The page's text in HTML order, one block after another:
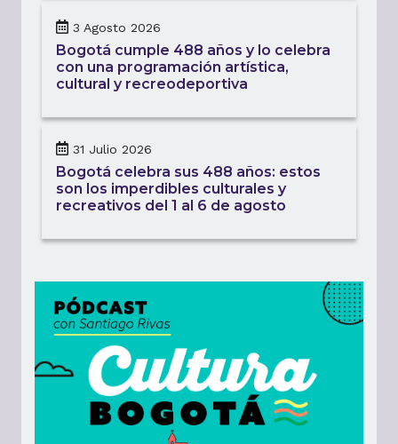
3 Agosto 2026
Bogotá cumple 488 años y lo celebra
con una programación artística,
cultural y recreodeportiva
31 Julio 2026
Bogotá celebra sus 488 años: estos
son los imperdibles culturales y
recreativos del 1 al 6 de agosto